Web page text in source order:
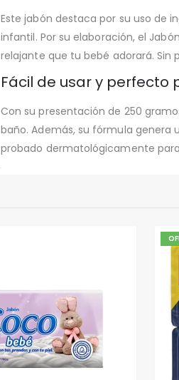
Este jabón destaca por su uso de
infantil. Por su elaboración, el
relajante que tu bebé adorará. Sin
Fácil de usar y perfecto
Con su presentación de 250
baño. Además, su fórmula genera
probado dermatológicamente